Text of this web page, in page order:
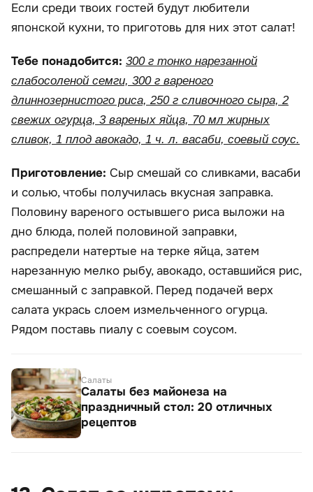
Если среди твоих гостей будут любители
японской кухни, то приготовь для них этот салат!
Тебе понадобится: 300 г тонко нарезанной
слабосоленой семги, 300 г вареного
длиннозернистого риса, 250 г сливочного сыра, 2
свежих огурца, 3 вареных яйца, 70 мл жирных
сливок, 1 плод авокадо, 1 ч. л. васаби, соевый соус.
Приготовление: Сыр смешай со сливками, васаби
и солью, чтобы получилась вкусная заправка.
Половину вареного остывшего риса выложи на
дно блюда, полей половиной заправки,
распредели натертые на терке яйца, затем
нарезанную мелко рыбу, авокадо, оставшийся рис,
смешанный с заправкой. Перед подачей верх
салата укрась слоем измельченного огурца.
Рядом поставь пиалу с соевым соусом.
Салаты
Салаты без майонеза на
праздничный стол: 20 отличных
рецептов